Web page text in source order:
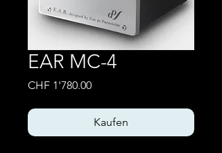
EAR MC-4
CHF 1'780.00Preis
Kaufen